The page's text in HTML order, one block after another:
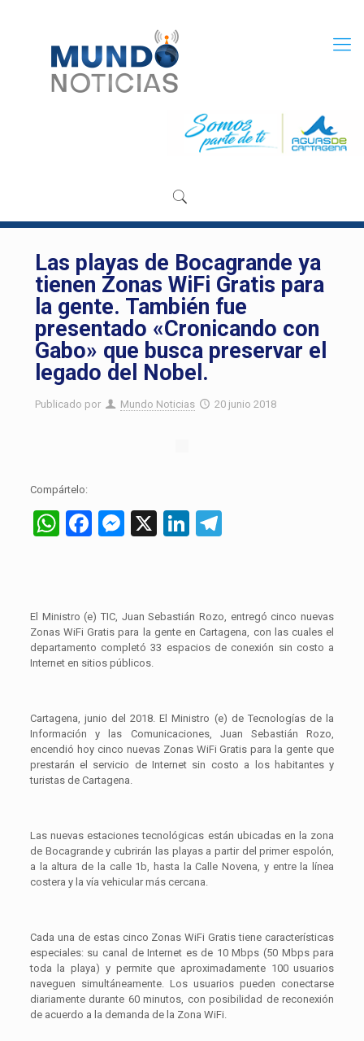
Las playas de Bocagrande ya
tienen Zonas WiFi Gratis para
la gente. También fue
presentado «Cronicando con
Gabo» que busca preservar el
legado del Nobel.
Publicado por Mundo Noticias 20 junio 2018
Compártelo:
WhatsApp
Facebook
Messenger
X LinkedIn
El Ministro (e) TIC, Juan Sebastián Rozo, entregó cinco nuevas
Zonas WiFi Gratis para la gente en Cartagena, con las cuales el
departamento completó 33 espacios de conexión sin costo a
Internet en sitios públicos.
Cartagena, junio del 2018. El Ministro (e) de Tecnologías de la
Información y las Comunicaciones, Juan Sebastián Rozo,
encendió hoy cinco nuevas Zonas WiFi Gratis para la gente que
prestarán el servicio de Internet sin costo a los habitantes y
turistas de Cartagena.
Las nuevas estaciones tecnológicas están ubicadas en la zona
de Bocagrande y cubrirán las playas a partir del primer espolón,
a la altura de la calle 1b, hasta la Calle Novena, y entre la línea
costera y la vía vehicular más cercana.
Cada una de estas cinco Zonas WiFi Gratis tiene características
especiales: su canal de Internet es de 10 Mbps (50 Mbps para
toda la playa) y permite que aproximadamente 100 usuarios
naveguen simultáneamente. Los usuarios pueden conectarse
diariamente durante 60 minutos, con posibilidad de reconexión
de acuerdo a la demanda de la Zona WiFi.